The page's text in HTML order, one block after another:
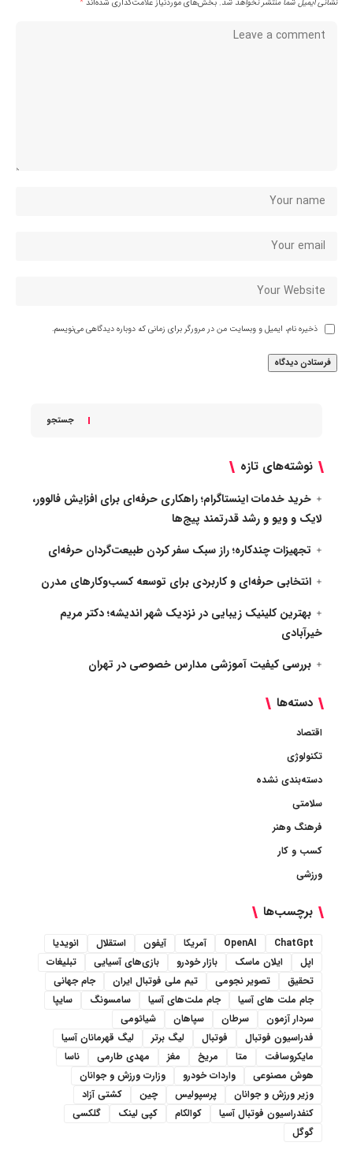
ذخیره نام، ایمیل و وبسایت من در مرورگر برای زمانی که دوباره دیدگاهی می‌نویسم.
جستجو
نوشته‌های تازه
خرید خدمات اینستاگرام؛ راهکاری حرفه‌ای برای افزایش فالوور،
لایک و ویو و رشد قدرتمند پیج‌ها
تجهیزات چندکاره؛ راز سبک سفر کردن طبیعت‌گردان حرفه‌ای
انتخابی حرفه‌ای و کاربردی برای توسعه کسب‌وکارهای مدرن
بهترین کلینیک زیبایی در نزدیک شهر اندیشه؛ دکتر مریم
خیرآبادی
بررسی کیفیت آموزشی مدارس خصوصی در تهران
دسته‌ها
اقتصاد
تکنولوژی
دسته‌بندی نشده
سلامتی
فرهنگ وهنر
کسب و کار
ورزشی
برچسب‌ها
ChatGpt
OpenAI آمریکا آیفون استقلال
انویدیا
اپل
ایلان ماسک بازار خودرو بازی‌های آسیایی
تبلیغات
تحقیق
تصویر نجومی تیم ملی فوتبال ایران
جام جهانی
جام ملت های آسیا
جام ملت‌های آسیا سامسونگ
سایپا
سردار آزمون
سرطان سپاهان
شیائومی
فدراسیون فوتبال
فوتبال لیگ برتر
لیگ قهرمانان آسیا
مایکروسافت
متا مریخ مغز مهدی طارمی
ناسا
هوش مصنوعی
واردات خودرو
وزارت ورزش و جوانان
وزیر ورزش و جوانان
پرسپولیس چین
کشتی آزاد
کنفدراسیون فوتبال آسیا
کوالکام کپی لینک
گلکسی
گوگل